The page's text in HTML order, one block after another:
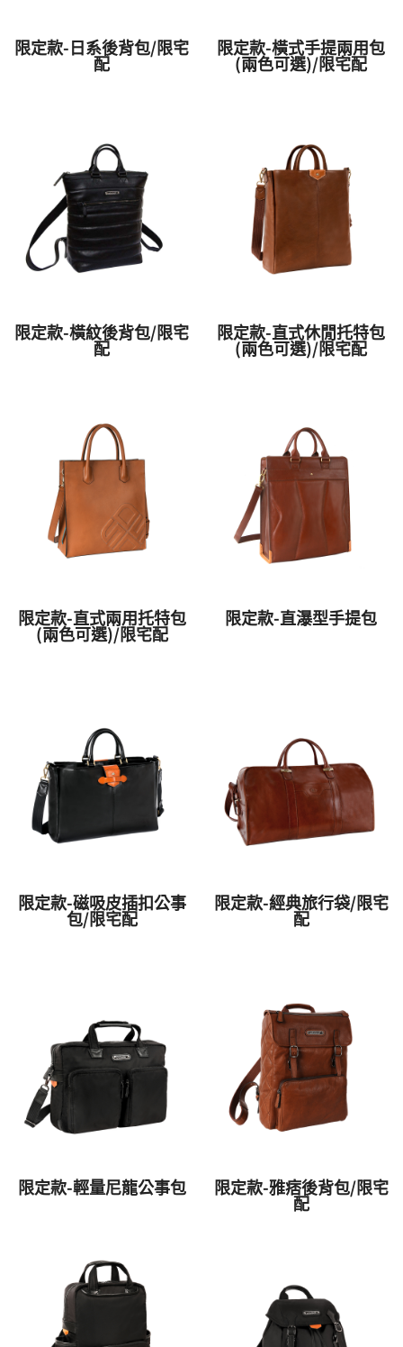
限定款-日系後背包/限宅
配
限定款-橫式手提兩用包
(兩色可選)/限宅配
限定款-橫紋後背包/限宅
配
限定款-直式休閒托特包
(兩色可選)/限宅配
限定款-直式兩用托特包
(兩色可選)/限宅配
限定款-直瀑型手提包
限定款-磁吸皮插扣公事
包/限宅配
限定款-經典旅行袋/限宅
配
限定款-輕量尼龍公事包 限定款-雅痞後背包/限宅
配